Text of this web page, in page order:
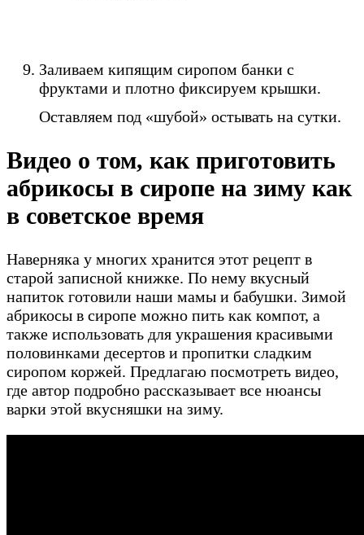
Заливаем кипящим сиропом банки с
фруктами и плотно фиксируем крышки.
Оставляем под «шубой» остывать на сутки.
Видео о том, как приготовить
абрикосы в сиропе на зиму как
в советское время
Наверняка у многих хранится этот рецепт в
старой записной книжке. По нему вкусный
напиток готовили наши мамы и бабушки. Зимой
абрикосы в сиропе можно пить как компот, а
также использовать для украшения красивыми
половинками десертов и пропитки сладким
сиропом коржей. Предлагаю посмотреть видео,
где автор подробно рассказывает все нюансы
варки этой вкусняшки на зиму.